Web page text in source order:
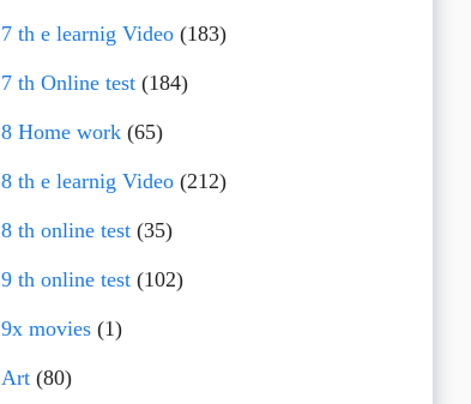
7 th e learnig Video (183)
7 th Online test (184)
8 Home work (65)
8 th e learnig Video (212)
8 th online test (35)
9 th online test (102)
9x movies (1)
Art (80)